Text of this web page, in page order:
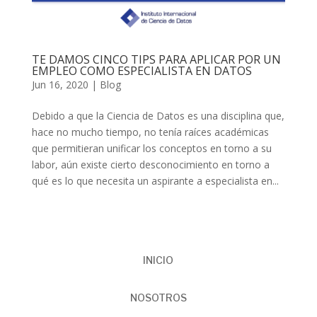
TE DAMOS CINCO TIPS PARA APLICAR POR UN
EMPLEO COMO ESPECIALISTA EN DATOS
Jun 16, 2020 | Blog
Debido a que la Ciencia de Datos es una disciplina que,
hace no mucho tiempo, no tenía raíces académicas
que permitieran unificar los conceptos en torno a su
labor, aún existe cierto desconocimiento en torno a
qué es lo que necesita un aspirante a especialista en...
INICIO
NOSOTROS